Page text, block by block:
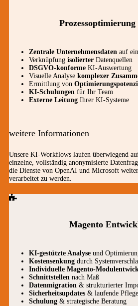
Zentrale Unternehmensdaten auf
Verknüpfung isolierter Datenquellen
DSGVO-konforme KI-Auswertung
Visuelle Analyse komplexer
Ermittlung von
KI-Schulungen für Ihr Team
Externe Leitung Ihrer KI-Systeme
weitere Informationen
Unsere KI-Workflows laufen überwiegend
einzelne, vollständig anonymisierte
die Dienste von OpenAI und Microsoft
verarbeitet zu werden.
Magento
KI-gestützte Analyse und
Kostensenkung durch
Individuelle Magento-
Schnittstellen nach Maß
Datenmigration & strukturierter
Sicherheitsupdates & laufende Pflege
Schulung & strategische Beratung